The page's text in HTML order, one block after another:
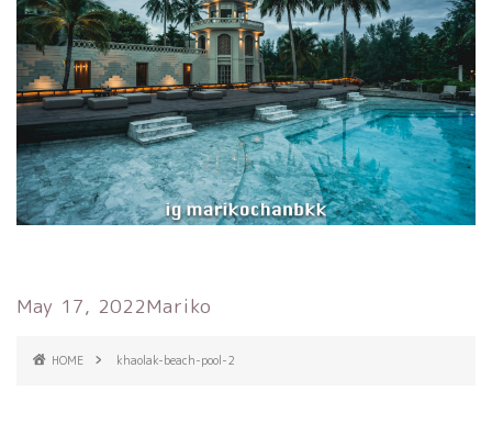
May 17, 2022Mariko
HOME khaolak-beach-pool-2